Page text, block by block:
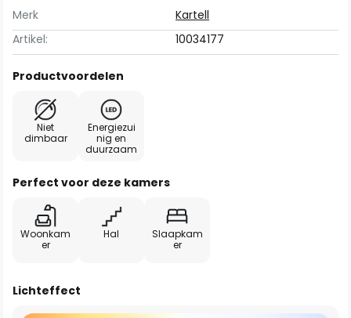
Merk
Kartell
Artikel:
10034177
Productvoordelen
Niet
dimbaar
Energiezui
nig en
duurzaam
Perfect voor deze kamers
Woonkam
er
Hal
Slaapkam
er
Lichteffect